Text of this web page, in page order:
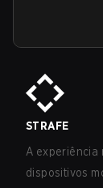
STRAFE
A experiência
dispositivos